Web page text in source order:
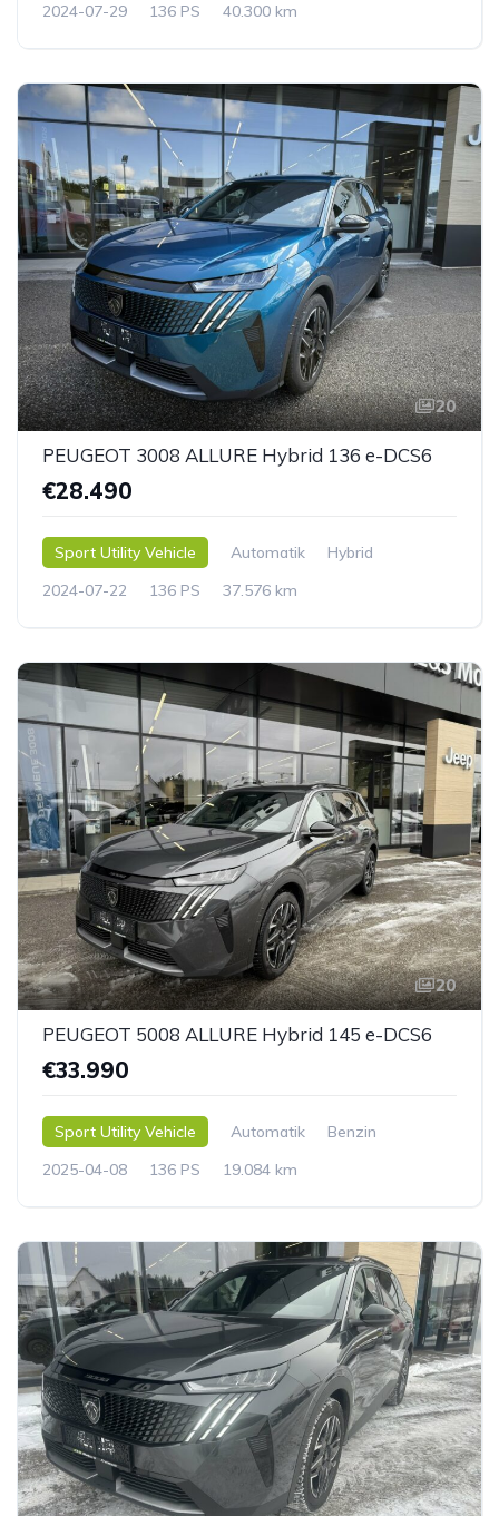
2024-07-29
136 PS 40.300 km
20
PEUGEOT 3008 ALLURE Hybrid 136 e-DCS6
€28.490
Sport Utility Vehicle Automatik
Hybrid
2024-07-22
136 PS 37.576 km
20
PEUGEOT 5008 ALLURE Hybrid 145 e-DCS6
€33.990
Sport Utility Vehicle Automatik
Benzin
2025-04-08
136 PS 19.084 km